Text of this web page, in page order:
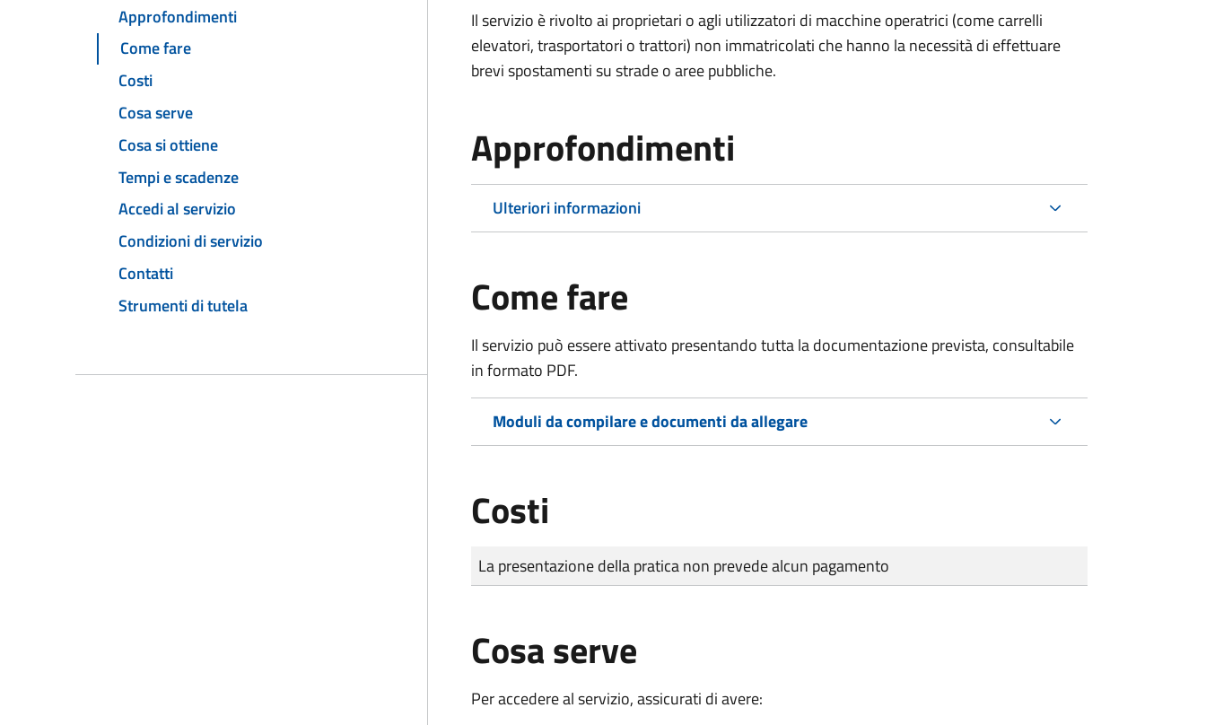
Approfondimenti
Come fare
Costi
Cosa serve
Cosa si ottiene
Tempi e scadenze
Accedi al servizio
Condizioni di servizio
Contatti
Strumenti di tutela
Il servizio è rivolto ai proprietari o agli utilizzatori di macchine operatrici (come carrelli
elevatori, trasportatori o trattori) non immatricolati che hanno la necessità di effettuare
brevi spostamenti su strade o aree pubbliche.
Approfondimenti
Ulteriori informazioni
Come fare
Il servizio può essere attivato presentando tutta la documentazione prevista, consultabile
in formato PDF.
Moduli da compilare e documenti da allegare
Costi
Tipo di pagamento
Importo
La presentazione della pratica non prevede alcun pagamento
Cosa serve
Per accedere al servizio, assicurati di avere: